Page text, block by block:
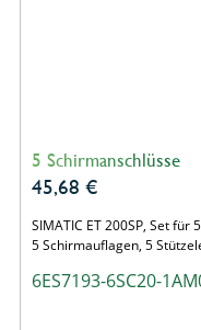
5 Schirmanschlüsse
45,68 €
SIMATIC ET 200SP, Set
5 Schirmauflagen, 5
6ES7193-6SC20-